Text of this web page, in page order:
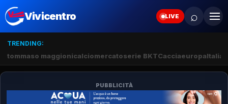
Vivicentro LIVE ⌕
TRENDING:
tommaso maggionicalciomercatoserie BKTCacciaeuropaItalia
PUBBLICITÀ